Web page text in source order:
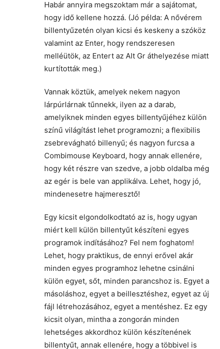
Habár annyira megszoktam már a sajátomat,
hogy idő kellene hozzá. (Jó példa: A nővérem
billentyűzetén olyan kicsi és keskeny a szóköz
valamint az Enter, hogy rendszeresen
melléütök, az Entert az Alt Gr áthelyezése miatt
kurtították meg.)
Vannak köztük, amelyek nekem nagyon
lárpúrlárnak tűnnekk, ilyen az a darab,
amelyiknek minden egyes billentyűjéhez külön
színű világítást lehet programozni; a flexibilis
zsebrevágható billenyű; és nagyon furcsa a
Combimouse Keyboard, hogy annak ellenére,
hogy két részre van szedve, a jobb oldalba még
az egér is bele van applikálva. Lehet, hogy jó,
mindenesetre hajmeresztő!
Egy kicsit elgondolkodtató az is, hogy ugyan
miért kell külön billentyűt készíteni egyes
programok indításához? Fel nem foghatom!
Lehet, hogy praktikus, de ennyi erővel akár
minden egyes programhoz lehetne csinálni
külön egyet, sőt, minden parancshoz is. Egyet a
másoláshoz, egyet a beillesztéshez, egyet az új
fájl létrehozásához, egyet a mentéshez. Ez egy
kicsit olyan, mintha a zongorán minden
lehetséges akkordhoz külön készítenének
billentyűt, annak ellenére, hogy a többivel is